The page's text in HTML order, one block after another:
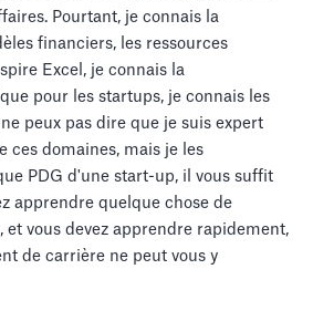
Pourtant, je connais la
financiers, les ressources
Excel, je connais la
pour les startups, je connais les
peux pas dire que je suis expert
ces domaines, mais je les
PDG d'une start-up, il vous suffit
apprendre quelque chose de
et vous devez apprendre rapidement,
de carrière ne peut vous y